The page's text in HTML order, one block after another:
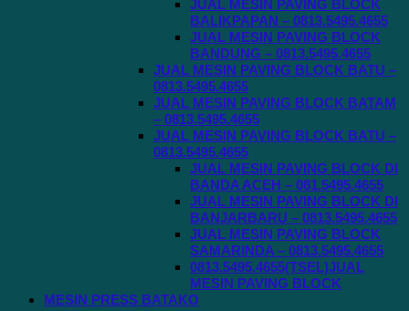
JUAL MESIN PAVING BLOCK
BALIKPAPAN – 0813.5495.4655
JUAL MESIN PAVING BLOCK
BANDUNG – 0813.5495.4655
JUAL MESIN PAVING BLOCK BATU –
0813.5495.4655
JUAL MESIN PAVING BLOCK BATAM
– 0813.5495.4655
JUAL MESIN PAVING BLOCK BATU –
0813.5495.4655
JUAL MESIN PAVING BLOCK DI
BANDA ACEH – 081.5495.4655
JUAL MESIN PAVING BLOCK DI
BANJARBARU – 0813.5495.4655
JUAL MESIN PAVING BLOCK
SAMARINDA – 0813.5495.4655
0813.5495.4655(TSEL)JUAL
MESIN PAVING BLOCK
MESIN PRESS BATAKO